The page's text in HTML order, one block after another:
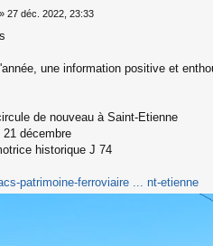
» 27 déc. 2022, 23:33
une information positive et
de nouveau à Saint-Etienne
décembre
historique J 74
patrimoine-ferroviaire ... nt-etienne